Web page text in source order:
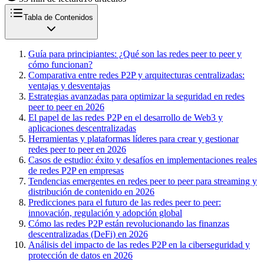
Tabla de Contenidos
Guía para principiantes: ¿Qué son las redes peer to peer y
cómo funcionan?
Comparativa entre redes P2P y arquitecturas centralizadas:
ventajas y desventajas
Estrategias avanzadas para optimizar la seguridad en redes
peer to peer en 2026
El papel de las redes P2P en el desarrollo de Web3 y
aplicaciones descentralizadas
Herramientas y plataformas líderes para crear y gestionar
redes peer to peer en 2026
Casos de estudio: éxito y desafíos en implementaciones reales
de redes P2P en empresas
Tendencias emergentes en redes peer to peer para streaming y
distribución de contenido en 2026
Predicciones para el futuro de las redes peer to peer:
innovación, regulación y adopción global
Cómo las redes P2P están revolucionando las finanzas
descentralizadas (DeFi) en 2026
Análisis del impacto de las redes P2P en la ciberseguridad y
protección de datos en 2026